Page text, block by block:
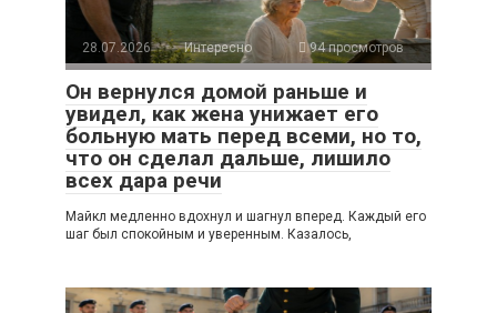
28.07.2026 Интересно 94 просмотров
Он вернулся домой раньше и
увидел, как жена унижает его
больную мать перед всеми, но то,
что он сделал дальше, лишило
всех дара речи
Майкл медленно вдохнул и шагнул вперед. Каждый его
шаг был спокойным и уверенным. Казалось,